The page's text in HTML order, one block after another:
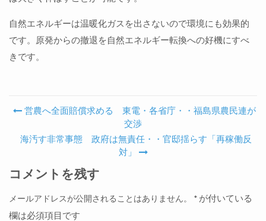
自然エネルギーは温暖化ガスを出さないので環境にも効果的
です。原発からの撤退を自然エネルギー転換への好機にすべ
きです。
Post navigation
営農へ全面賠償求める 東電・各省庁・・福島県農民連が
交渉
海汚す非常事態 政府は無責任・・官邸揺らす「再稼働反
対」
コメントを残す
メールアドレスが公開されることはありません。 * が付いている
欄は必須項目です